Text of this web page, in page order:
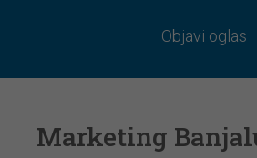
Objavi oglas
Marketing